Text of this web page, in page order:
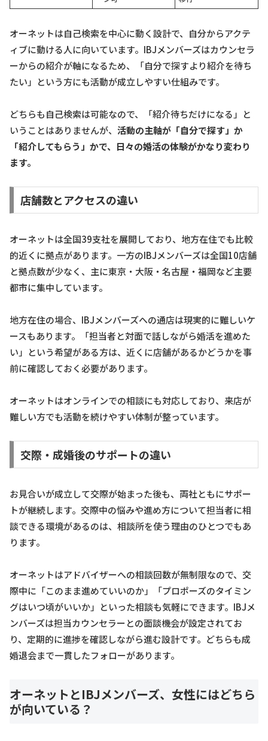
オーネットは自己検索を中心に動く設計で、自分からアクテ
ィブに動ける人に向いています。IBJメンバーズはカウンセラ
ーからの紹介が軸になるため、「自分で探すより紹介を待ち
たい」という方にも活動が成立しやすい仕組みです。
どちらも自己検索は可能なので、「紹介待ちだけになる」と
いうことはありませんが、 活動の主軸が「自分で探す」か
「紹介してもらう」かで、日々の婚活の体験がかなり変わり
ます。
店舗数とアクセスの違い
オーネットは全国39支社を展開しており、地方在住でも比較
的近くに拠点があります。一方のIBJメンバーズは全国10店舗
と拠点数が少なく、主に東京・大阪・名古屋・福岡など主要
都市に集中しています。
地方在住の場合、IBJメンバーズへの通店は現実的に難しいケ
ースもあります。「担当者と対面で話しながら婚活を進めた
い」という希望がある方は、近くに店舗があるかどうかを事
前に確認しておく必要があります。
オーネットはオンラインでの相談にも対応しており、来店が
難しい方でも活動を続けやすい体制が整っています。
交際・成婚後のサポートの違い
お見合いが成立して交際が始まった後も、両社ともにサポー
トが継続します。交際中の悩みや進め方について担当者に相
談できる環境があるのは、相談所を使う理由のひとつでもあ
ります。
オーネットはアドバイザーへの相談回数が無制限なので、交
際中に「このまま進めていいのか」「プロポーズのタイミン
グはいつ頃がいいか」といった相談も気軽にできます。IBJメ
ンバーズは担当カウンセラーとの面談機会が設定されてお
り、定期的に進捗を確認しながら進む設計です。どちらも成
婚退会まで一貫したフォローがあります。
オーネットとIBJメンバーズ、女性にはどちら
が向いている？